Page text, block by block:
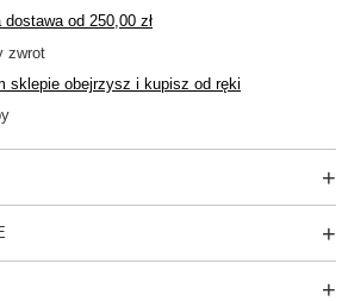
dostawaod 250,00 zł
zwrot
sklepie obejrzysz i kupisz od ręki